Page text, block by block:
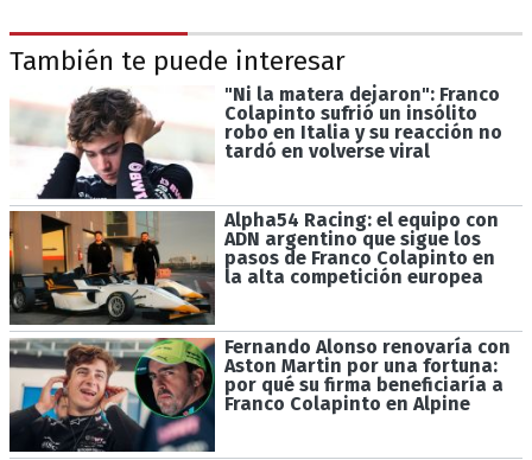
También te puede interesar
"Ni la matera dejaron": Franco
Colapinto sufrió un insólito
robo en Italia y su reacción no
tardó en volverse viral
Alpha54 Racing: el equipo con
ADN argentino que sigue los
pasos de Franco Colapinto en
la alta competición europea
Fernando Alonso renovaría con
Aston Martin por una fortuna:
por qué su firma beneficiaría a
Franco Colapinto en Alpine